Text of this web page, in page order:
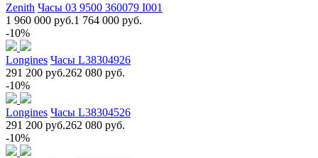
Zenith Часы 03 9500 360079 I001
1 960 000 руб.1 764 000 руб.
-10%
Longines Часы L38304926
291 200 руб.262 080 руб.
-10%
Longines Часы L38304526
291 200 руб.262 080 руб.
-10%